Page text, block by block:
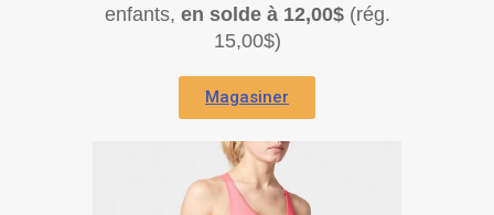
enfants, en solde à 12,00$(rég.
15,00$)
Magasiner